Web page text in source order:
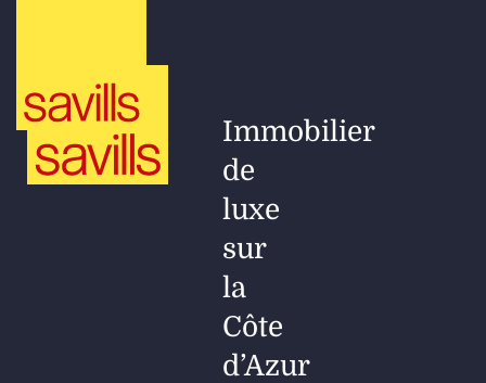
Immobilier
de
luxe
sur
la
Côte
d’Azur